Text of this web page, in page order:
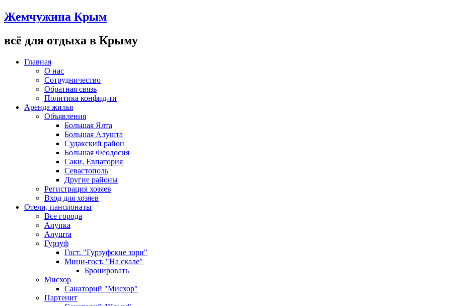
Жемчужина Крым
всё для отдыха в Крыму
Главная
О нас
Сотрудничество
Обратная связь
Политика конфид-ти
Аренда жилья
Объявления
Большая Ялта
Большая Алушта
Судакский район
Большая Феодосия
Саки, Евпатория
Севастополь
Другие районы
Регистрация хозяев
Вход для хозяев
Отели, пансионаты
Все города
Алупка
Алушта
Гурзуф
Гост. "Гурзуфские зори"
Мини-гост. "На скале"
Бронировать
Мисхор
Санаторий "Мисхор"
Партенит